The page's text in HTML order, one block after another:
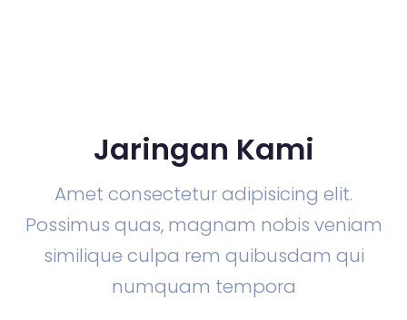
Jaringan Kami
Amet consectetur adipisicing elit.
Possimus quas, magnam nobis veniam
similique culpa rem quibusdam qui
numquam tempora